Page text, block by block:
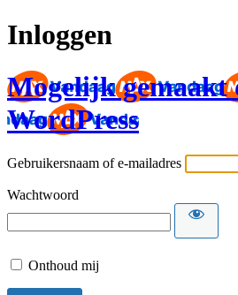
Inloggen
Mogelijk gemaakt
WordPress
Gebruikersnaam of e-mailadres
Wachtwoord
Onthoud mij